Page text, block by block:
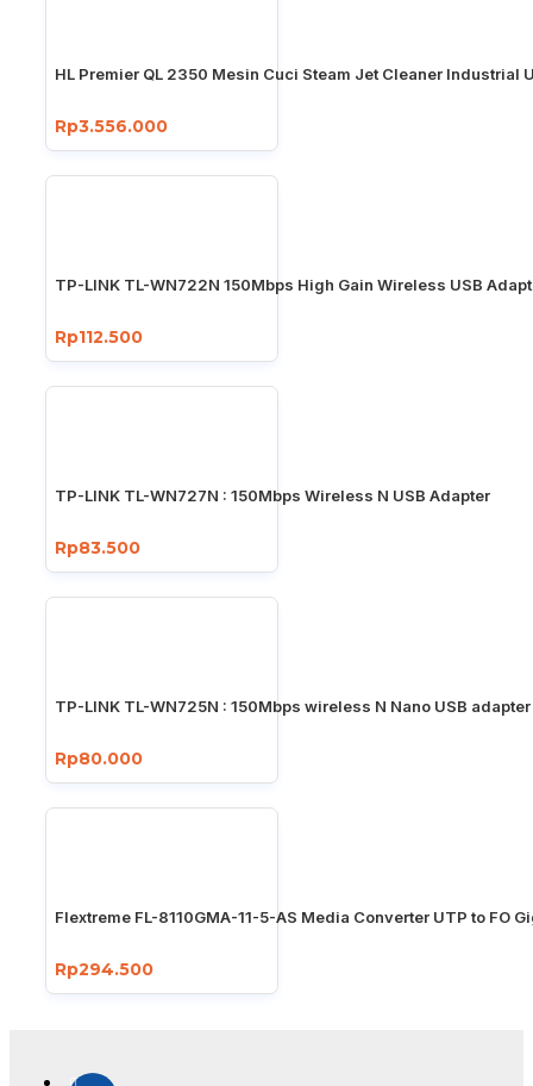
HL Premier QL 2350 Mesin Cuci Steam Jet Cleaner Industrial
Rp3.556.000
TP-LINK TL-WN722N 150Mbps High Gain Wireless USB
Rp112.500
TP-LINK TL-WN727N : 150Mbps Wireless N USB Adapter
Rp83.500
TP-LINK TL-WN725N : 150Mbps wireless N Nano USB adapter
Rp80.000
Flextreme FL-8110GMA-11-5-AS Media Converter UTP to FO
Rp294.500